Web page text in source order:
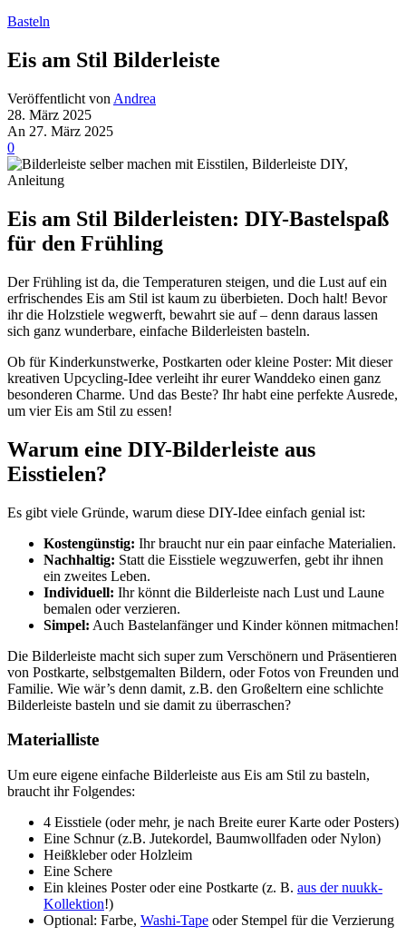
Basteln
Eis am Stil Bilderleiste
Veröffentlicht von Andrea
28. März 2025
An 27. März 2025
0
Eis am Stil Bilderleisten: DIY-Bastelspaß
für den Frühling
Der Frühling ist da, die Temperaturen steigen, und die Lust auf ein
erfrischendes Eis am Stil ist kaum zu überbieten. Doch halt! Bevor
ihr die Holzstiele wegwerft, bewahrt sie auf – denn daraus lassen
sich ganz wunderbare, einfache Bilderleisten basteln.
Ob für Kinderkunstwerke, Postkarten oder kleine Poster: Mit dieser
kreativen Upcycling-Idee verleiht ihr eurer Wanddeko einen ganz
besonderen Charme. Und das Beste? Ihr habt eine perfekte Ausrede,
um vier Eis am Stil zu essen!
Warum eine DIY-Bilderleiste aus
Eisstielen?
Es gibt viele Gründe, warum diese DIY-Idee einfach genial ist:
Kostengünstig: Ihr braucht nur ein paar einfache Materialien.
Nachhaltig: Statt die Eisstiele wegzuwerfen, gebt ihr ihnen
ein zweites Leben.
Individuell: Ihr könnt die Bilderleiste nach Lust und Laune
bemalen oder verzieren.
Simpel: Auch Bastelanfänger und Kinder können mitmachen!
Die Bilderleiste macht sich super zum Verschönern und Präsentieren
von Postkarte, selbstgemalten Bildern, oder Fotos von Freunden und
Familie. Wie wär’s denn damit, z.B. den Großeltern eine schlichte
Bilderleiste basteln und sie damit zu überraschen?
Materialliste
Um eure eigene einfache Bilderleiste aus Eis am Stil zu basteln,
braucht ihr Folgendes:
4 Eisstiele (oder mehr, je nach Breite eurer Karte oder Posters)
Eine Schnur (z.B. Jutekordel, Baumwollfaden oder Nylon)
Heißkleber oder Holzleim
Eine Schere
Ein kleines Poster oder eine Postkarte (z. B. aus der nuukk-
Kollektion!)
Optional: Farbe, Washi-Tape oder Stempel für die Verzierung